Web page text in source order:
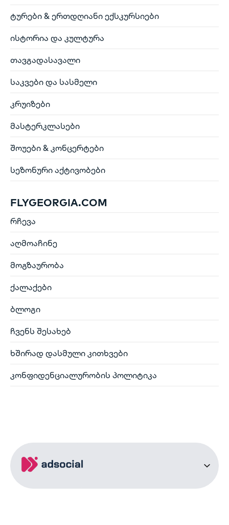
ტურები & ერთდღიანი ექსკურსიები
ისტორია და კულტურა
თავგადასავალი
საკვები და სასმელი
კრუიზები
მასტერკლასები
შოუები & კონცერტები
სეზონური აქტივობები
FLYGEORGIA.COM
რჩევა
აღმოაჩინე
მოგზაურობა
ქალაქები
ბლოგი
ჩვენს შესახებ
ხშირად დასმული კითხვები
კონფიდენციალურობის პოლიტიკა